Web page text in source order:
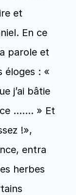
et
En ce
parole et
éloges : «
j’ai bâtie
……. » Et
!»,
entra
herbes